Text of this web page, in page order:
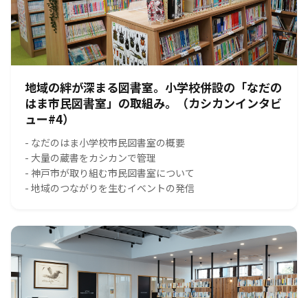
地域の絆が深まる図書室。小学校併設の「なだの
はま市民図書室」の取組み。（カシカンインタビ
ュー#4）
- なだのはま小学校市民図書室の概要
- 大量の蔵書をカシカンで管理
- 神戸市が取り組む市民図書室について
- 地域のつながりを生むイベントの発信